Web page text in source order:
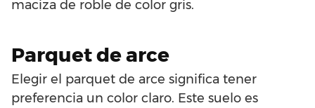
maciza de roble de color gris.
Parquet de arce
Elegir el parquet de arce significa tener
preferencia un color claro. Este suelo es